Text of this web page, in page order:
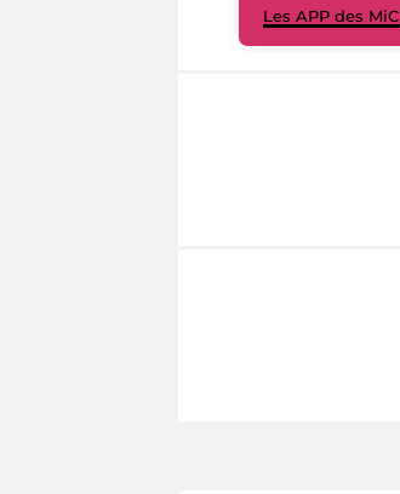
Les APP des MiC